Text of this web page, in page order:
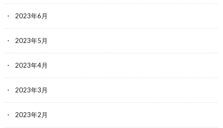
2023年6月
2023年5月
2023年4月
2023年3月
2023年2月